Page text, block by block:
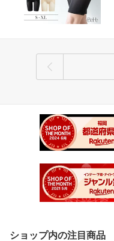
ショップ内の注目商品